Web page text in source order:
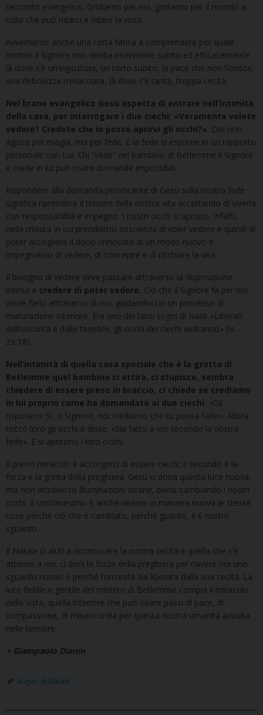
racconto evangelico. Gridiamo per noi, gridiamo per il mondo a
colui che può ridarci e ridare la vista.
Avvertiamo anche una certa fatica a comprendere per quale
motivo il Signore non debba intervenire subito ed efficacemente
là dove c’è un’ingiustizia, un torto subito, la pace che non fiorisce,
una debolezza minacciata, là dove c’è tanta, troppa cecità.
Nel brano evangelico Gesù aspetta di entrare nell’intimità
della casa, per interrogare i due ciechi: «Veramente volete
vedere? Credete che io posso aprirvi gli occhi?» . Dio non
agisce per magia, ma per fede. E la fede si esprime in un rapporto
personale con Lui. Chi “vede” nel bambino di Betlemme il Signore
e crede in lui può osare domande impossibili.
Rispondere alla domanda provocante di Gesù sulla nostra fede
significa riprendere il timone della nostra vita accettando di viverla
con responsabilità e impegno. I nostri occhi si aprono, infatti,
nella misura in cui prendiamo coscienza di voler vedere e quindi di
poter accogliere il dono rinnovato di un modo nuovo e
impegnativo di vedere, di concepire e di rischiare la vita.
Il bisogno di vedere deve passare attraverso la disposizione
intima a credere di poter vedere. Ciò che il Signore fa per noi
vuole farlo attraverso di noi, guidandoci in un processo di
maturazione interiore. Era uno dei tanti sogni di Isaia: «Liberati
dall’oscurità e dalle tenebre, gli occhi dei ciechi vedranno» (Is
29,18).
Nell’intimità di quella casa speciale che è la grotta di
Betlemme quel bambino ci attira, ci stupisce, sembra
chiedere di essere preso in braccio, ci chiede se crediamo
in lui proprio come ha domandato ai due ciechi. «Gli
risposero: Sì, o Signore, noi crediamo che tu possa farlo». Allora
toccò loro gli occhi e disse: «Sia fatto a voi secondo la vostra
fede». E si aprirono i loro occhi.
Il primo miracolo è accorgerci di essere ciechi; il secondo è la
forza e la grinta della preghiera. Gesù ci dona questa luce nuova,
ma non attraverso illuminazioni strane, bensì cambiando i nostri
occhi. Il cristianesimo è anche vedere in maniera nuova le stesse
cose perché ciò che è cambiato, perché guarito, è il nostro
sguardo.
Il Natale ci aiuti a riconoscere la nostra cecità e quella che c’è
attorno a noi; ci doni la forza della preghiera per riavere noi uno
sguardo nuovo e perché l’umanità sia liberata dalla sua cecità. La
luce flebile e gentile del mistero di Betlemme compia il miracolo
della vista, quella interiore che può osare passi di pace, di
compassione, di misericordia per questa nostra umanità avvolta
nelle tenebre.
+ Giampaolo Dianin
Auguri di Natale